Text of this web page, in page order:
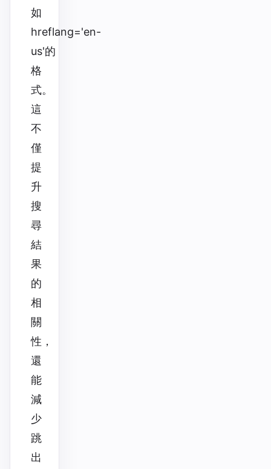
如
hreflang='en-
us'的
格
式。
這
不
僅
提
升
搜
尋
結
果
的
相
關
性，
還
能
減
少
跳
出